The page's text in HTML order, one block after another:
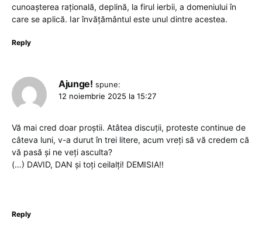
cunoașterea rațională, deplină, la firul ierbii, a domeniului în
care se aplică. Iar învățământul este unul dintre acestea.
Reply
Ajunge! spune:
12 noiembrie 2025 la 15:27
Vă mai cred doar proștii. Atâtea discuții, proteste continue de
câteva luni, v-a durut în trei litere, acum vreți să vă credem că
vă pasă și ne veți asculta?
(…) DAVID, DAN și toți ceilalți! DEMISIA!!
Reply